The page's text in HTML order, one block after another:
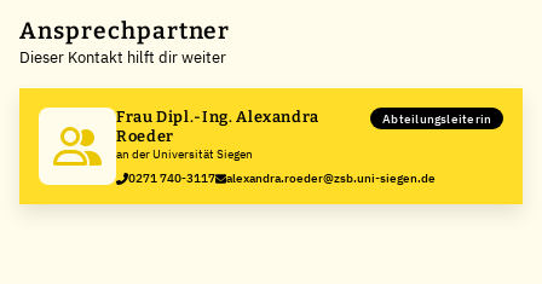
+
−
Ansprechpartner
Dieser Kontakt hilft dir weiter
Frau Dipl.-Ing. Alexandra
Roeder
an der Universität Siegen
Abteilungsleiterin
0271 740-3117 alexandra.roeder@zsb.uni-siegen.de